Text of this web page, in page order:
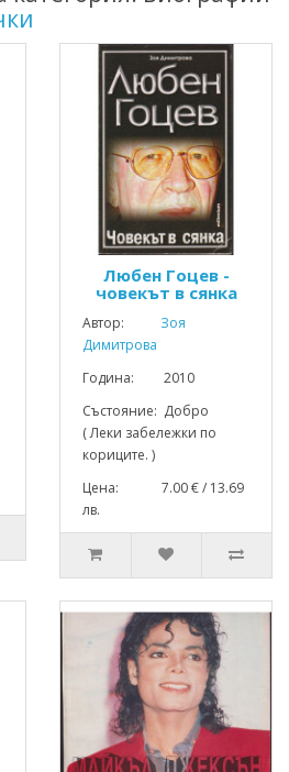
Любен Гоцев -
човекът в сянка
Автор:
Зоя
Димитрова
Година: 2010
Състояние: Добро
( Леки забележки по
кориците. )
Цена: 7.00 € / 13.69
лв.